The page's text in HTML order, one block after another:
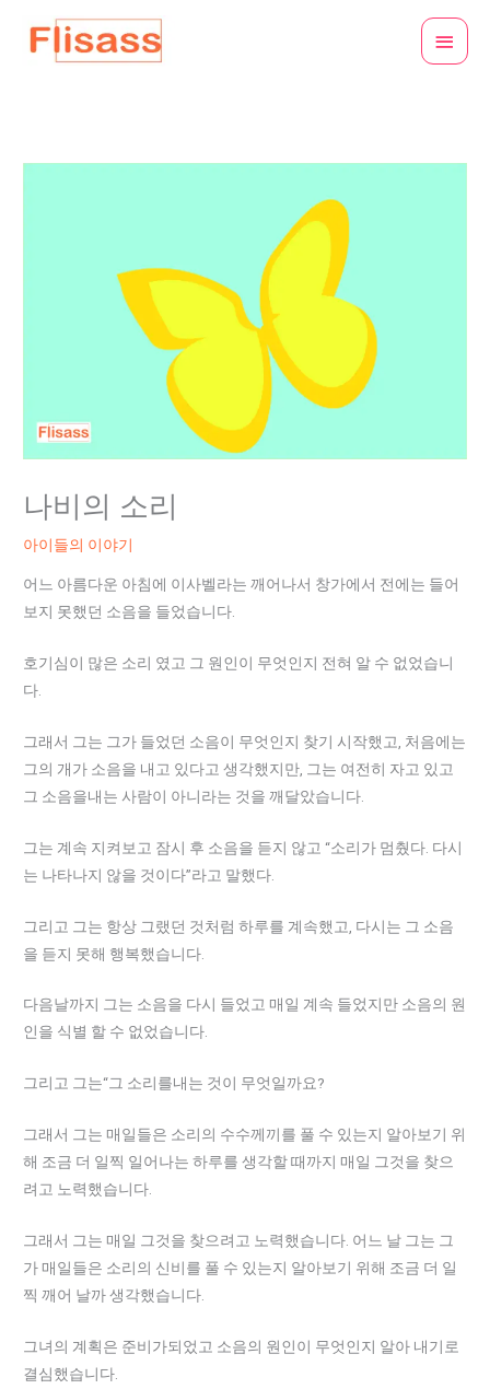
메
인
나비의 소리
아이들의 이야기
어느 아름다운 아침에 이사벨라는 깨어나서 창가에서 전에는 들어
보지 못했던 소음을 들었습니다.
호기심이 많은 소리 였고 그 원인이 무엇인지 전혀 알 수 없었습니
다.
그래서 그는 그가 들었던 소음이 무엇인지 찾기 시작했고, 처음에는
그의 개가 소음을 내고 있다고 생각했지만, 그는 여전히 자고 있고
그 소음을내는 사람이 아니라는 것을 깨달았습니다.
그는 계속 지켜보고 잠시 후 소음을 듣지 않고 “소리가 멈췄다. 다시
는 나타나지 않을 것이다”라고 말했다.
그리고 그는 항상 그랬던 것처럼 하루를 계속했고, 다시는 그 소음
을 듣지 못해 행복했습니다.
다음날까지 그는 소음을 다시 들었고 매일 계속 들었지만 소음의 원
인을 식별 할 수 없었습니다.
그리고 그는“그 소리를내는 것이 무엇일까요?
그래서 그는 매일들은 소리의 수수께끼를 풀 수 있는지 알아보기 위
해 조금 더 일찍 일어나는 하루를 생각할 때까지 매일 그것을 찾으
려고 노력했습니다.
그래서 그는 매일 그것을 찾으려고 노력했습니다. 어느 날 그는 그
가 매일들은 소리의 신비를 풀 수 있는지 알아보기 위해 조금 더 일
찍 깨어 날까 생각했습니다.
그녀의 계획은 준비가되었고 소음의 원인이 무엇인지 알아 내기로
결심했습니다.